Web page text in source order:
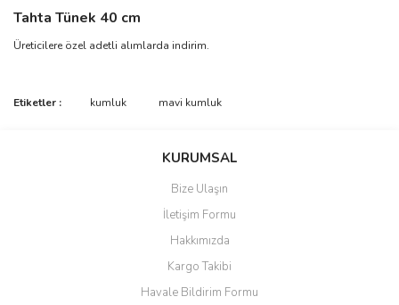
Tahta Tünek 40 cm
Üreticilere özel adetli alımlarda indirim.
Yorum Yaz
Bu ürünün fiyat bilgisi, resim, ürün açıklamalarında ve diğer
Görüş ve önerileriniz için teşekkür ederiz.
Ürün resmi kalitesiz, bozuk veya görüntülenemiyor.
Ürün açıklamasında eksik bilgiler bulunuyor.
Ürün bilgilerinde hatalar bulunuyor.
Ürün fiyatı diğer sitelerden daha pahalı.
Bu ürüne benzer farklı alternatifler olmalı.
Etiketler : kumluk mavi kumluk
KURUMSAL
Bize Ulaşın
İletişim Formu
Hakkımızda
Kargo Takibi
Havale Bildirim Formu